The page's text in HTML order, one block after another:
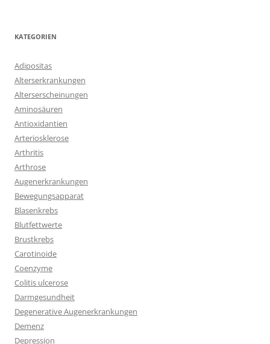
KATEGORIEN
Adipositas
Alterserkrankungen
Alterserscheinungen
Aminosäuren
Antioxidantien
Arteriosklerose
Arthritis
Arthrose
Augenerkrankungen
Bewegungsapparat
Blasenkrebs
Blutfettwerte
Brustkrebs
Carotinoide
Coenzyme
Colitis ulcerose
Darmgesundheit
Degenerative Augenerkrankungen
Demenz
Depression